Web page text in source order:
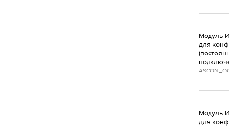
Модуль
для
Модуль
для